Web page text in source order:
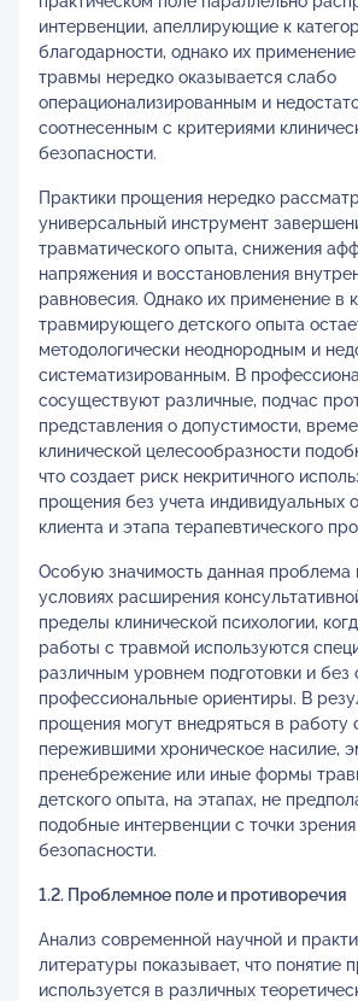
интервенции, апеллирующие к
благодарности, однако их применение
травмы нередко оказывается слабо
операционализированным и
соотнесенным с критериями
безопасности.
Практики прощения нередко
универсальный инструмент
травматического опыта, снижения
напряжения и восстановления
равновесия. Однако их применение в
травмирующего детского опыта
методологически неоднородным и
систематизированным. В
сосуществуют различные, подчас
представления о допустимости,
клинической целесообразности
что создает риск некритичного
прощения без учета индивидуальных
клиента и этапа терапевтического
Особую значимость данная проблема
условиях расширения
пределы клинической психологии,
работы с травмой используются
различным уровнем подготовки и
профессиональные ориентиры. В
прощения могут внедряться в работу
пережившими хроническое насилие,
пренебрежение или иные формы
детского опыта, на этапах, не
подобные интервенции с точки
безопасности.
1.2. Проблемное поле и противоречия
Анализ современной научной и
литературы показывает, что понятие
используется в различных